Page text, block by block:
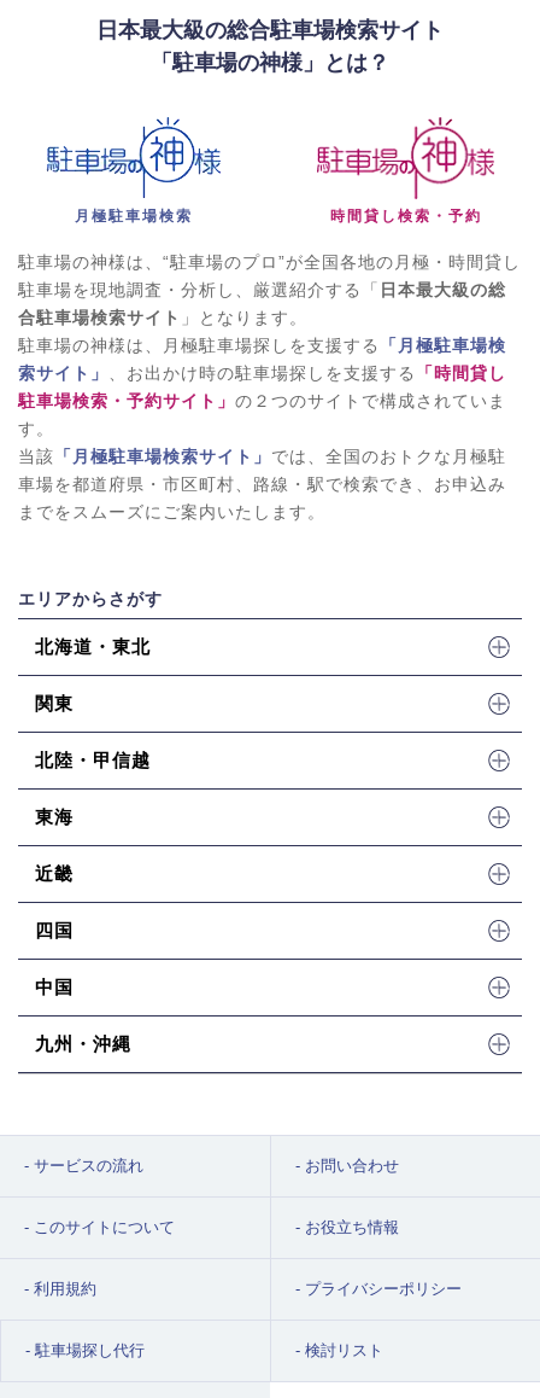
日本最大級の総合駐車場検索サイト
「駐車場の神様」とは？
月極駐車場検索 時間貸し検索・予約
駐車場の神様は、“駐車場のプロ”が全国各地の月極・時間貸し
駐車場を現地調査・分析し、厳選紹介する「 日本最大級の総
合駐車場検索サイト 」となります。
駐車場の神様は、月極駐車場探しを支援する
「月極駐車場検
索サイト」
、お出かけ時の駐車場探しを支援する
「時間貸し
駐車場検索・予約サイト」 の２つのサイトで構成されていま
す。
当該 「月極駐車場検索サイト」 では、全国のおトクな月極駐
車場を都道府県・市区町村、路線・駅で検索でき、お申込み
までをスムーズにご案内いたします。
エリアからさがす
北海道・東北
関東
北陸・甲信越
東海
近畿
四国
中国
九州・沖縄
サービスの流れ お問い合わせ
このサイトについて お役立ち情報
利用規約 プライバシーポリシー
駐車場探し代行 検討リスト